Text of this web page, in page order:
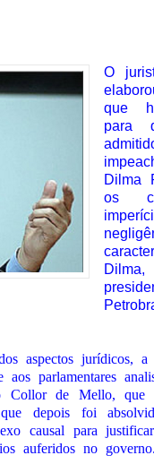
O
que
para
Dilma
os
aspectos jurídicos,
aos parlamentares
Collor de Mello, que
depois foi
causal para
auferidos no governo.